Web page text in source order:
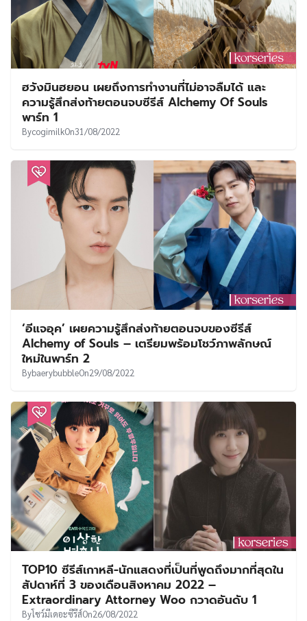
ฮวังมินฮยอน เผยถึงการทำงานที่ไม่อาจลืมได้ และ
ความรู้สึกส่งท้ายตอนจบซีรีส์ Alchemy Of Souls
พาร์ท 1
BycogimilkOn31/08/2022
‘อีแจอุค’ เผยความรู้สึกส่งท้ายตอนจบของซีรีส์
Alchemy of Souls – เตรียมพร้อมโชว์ภาพลักษณ์
ใหม่ในพาร์ท 2
BybaerybubbleOn29/08/2022
TOP10 ซีรีส์เกาหลี-นักแสดงที่เป็นที่พูดถึงมากที่สุดใน
สัปดาห์ที่ 3 ของเดือนสิงหาคม 2022 –
Extraordinary Attorney Woo กวาดอันดับ 1
Byโชว์มีเดอะซีรีส์On26/08/2022